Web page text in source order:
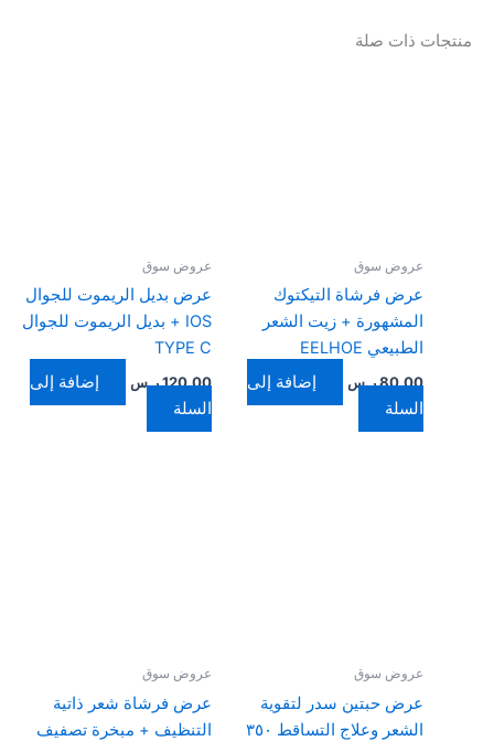
منتجات ذات صلة
عروض سوق
عرض فرشاة التيكتوك
المشهورة + زيت الشعر
الطبيعي EELHOE
80,00ر.س
إضافة إلى
السلة
عروض سوق
عرض بديل الريموت للجوال
IOS + بديل الريموت للجوال
TYPE C
120,00ر.س
إضافة إلى
السلة
عروض سوق
عرض حبتين سدر لتقوية
الشعر وعلاج التساقط ٣٥٠
عروض سوق
عرض فرشاة شعر ذاتية
التنظيف + مبخرة تصفيف